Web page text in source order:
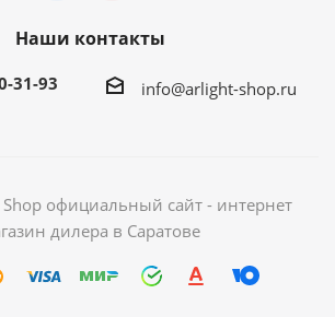
Наши контакты
31-93 info@arlight-shop.ru
официальный сайт - интернет
дилера в Саратове